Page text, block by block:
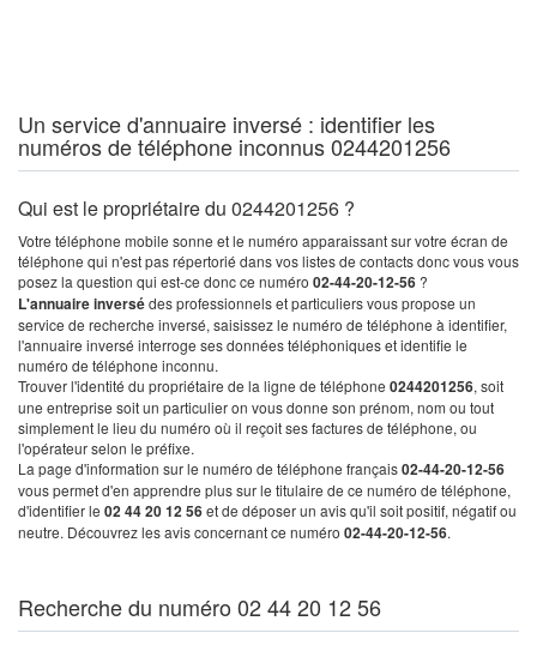
Un service d'annuaire inversé : identifier les
numéros de téléphone inconnus 0244201256
Qui est le propriétaire du 0244201256 ?
Votre téléphone mobile sonne et le numéro apparaissant sur votre écran de
téléphone qui n'est pas répertorié dans vos listes de contacts donc vous vous
posez la question qui est-ce donc ce numéro 02-44-20-12-56 ?
L'annuaire inversédes professionnels et particuliers vous propose un
service de recherche inversé, saisissez le numéro de téléphone à identifier,
l'annuaire inversé interroge ses données téléphoniques et identifie le
numéro de téléphone inconnu.
Trouver l'identité du propriétaire de la ligne de téléphone 0244201256, soit
une entreprise soit un particulier on vous donne son prénom, nom ou tout
simplement le lieu du numéro où il reçoit ses factures de téléphone, ou
l'opérateur selon le préfixe.
La page d'information sur le numéro de téléphone français02-44-20-12-56
vous permet d'en apprendre plus sur le titulaire de ce numéro de téléphone,
d'identifier le 02 44 20 12 56et de déposer un avis qu'il soit positif, négatif ou
neutre. Découvrez les avis concernant ce numéro 02-44-20-12-56.
Recherche du numéro 02 44 20 12 56